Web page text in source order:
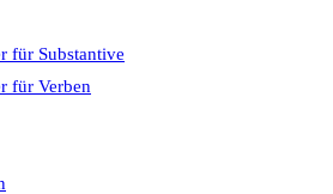
für Substantive
für Verben